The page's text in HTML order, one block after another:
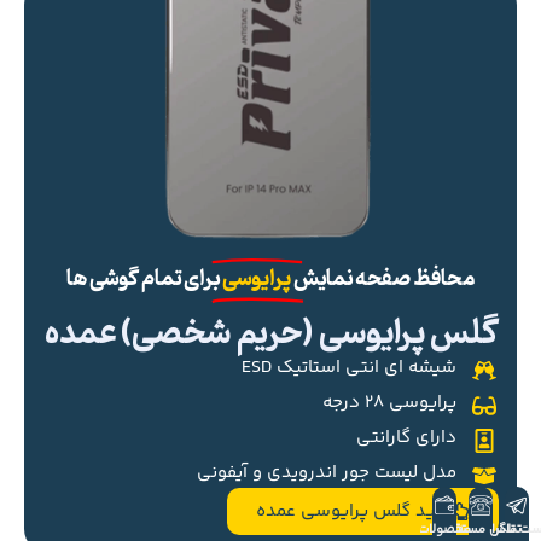
محافظ صفحه نمایشپرایوسیبرای تمام گوشی ها
گلس پرایوسی (حریم شخصی) عمده
شیشه ای انتی استاتیک ESD
پرایوسی ۲۸ درجه
دارای گارانتی
مدل لیست جور اندرویدی و آیفونی
خرید گلس پرایوسی عمده
تلگرام
تماس مستقیم
محصولات